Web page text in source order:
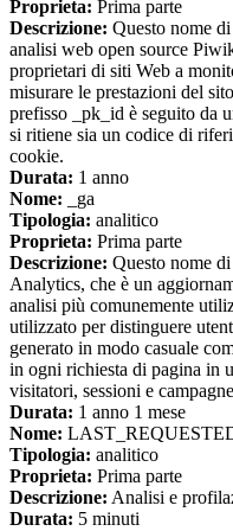
Proprieta: Prima parte
Descrizione: Questo nome
analisi web open source
proprietari di siti Web a
misurare le prestazioni del
prefisso _pk_id è seguito da
si ritiene sia un codice di
cookie.
Durata: 1 anno
Nome: _ga
Tipologia: analitico
Proprieta: Prima parte
Descrizione: Questo nome
Analytics, che è un
analisi più comunemente
utilizzato per distinguere
generato in modo casuale
in ogni richiesta di pagina in
visitatori, sessioni e
Durata: 1 anno 1 mese
Nome:
Tipologia: analitico
Proprieta: Prima parte
Descrizione: Analisi e
Durata: 5 minuti